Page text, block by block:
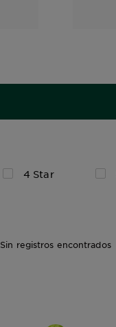
4 Star
Sin registros encontrados